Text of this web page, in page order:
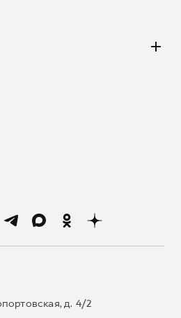
д. 4/2